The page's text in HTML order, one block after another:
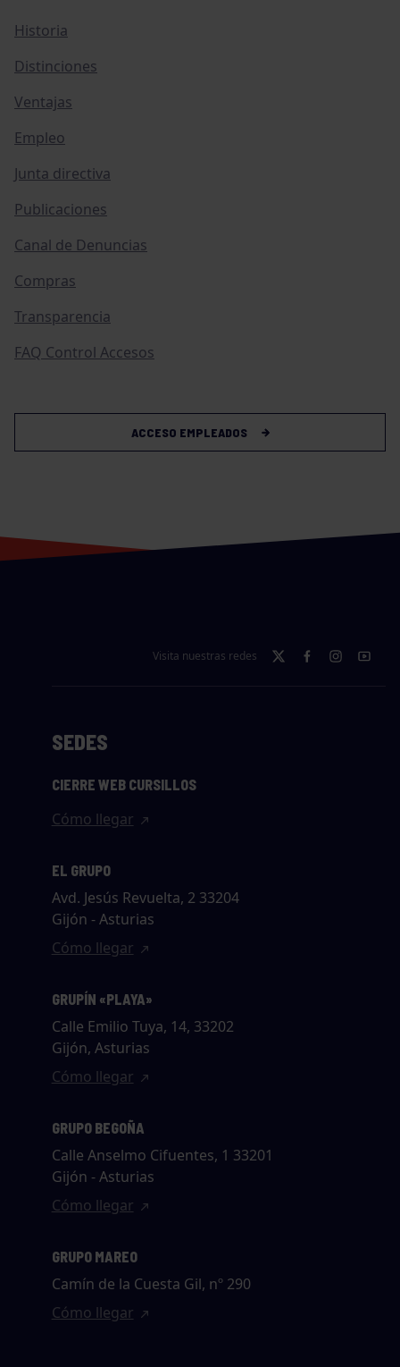
Historia
Distinciones
Ventajas
Empleo
Junta directiva
Publicaciones
Canal de Denuncias
Compras
Transparencia
FAQ Control Accesos
ACCESO EMPLEADOS
Visita nuestras redes
SEDES
CIERRE WEB CURSILLOS
Cómo llegar
EL GRUPO
Avd. Jesús Revuelta, 2 33204
Gijón - Asturias
Cómo llegar
GRUPÍN «PLAYA»
Calle Emilio Tuya, 14, 33202
Gijón, Asturias
Cómo llegar
GRUPO BEGOÑA
Calle Anselmo Cifuentes, 1 33201
Gijón - Asturias
Cómo llegar
GRUPO MAREO
Camín de la Cuesta Gil, nº 290
Cómo llegar